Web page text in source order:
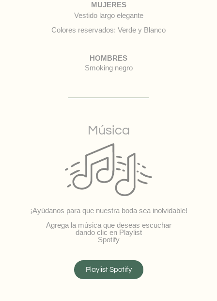
MUJERES
Vestido largo elegante
Colores reservados: Verde y Blanco
HOMBRES
Smoking negro
Música
¡Ayúdanos para que nuestra boda sea inolvidable!
Agrega la música que deseas escuchar
dando clic en Playlist
Spotify
Playlist Spotify